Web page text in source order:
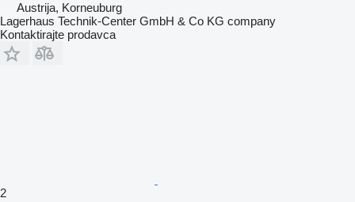
Austrija, Korneuburg
Lagerhaus Technik-Center GmbH & Co KG company
Kontaktirajte prodavca
2